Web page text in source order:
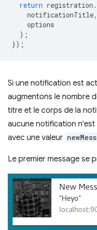
return registration .
notificationTitle,
options
);
});
Si une notification est
augmentons le nombre
titre et le corps de la
aucune notification
avec une valeur
Le premier message se